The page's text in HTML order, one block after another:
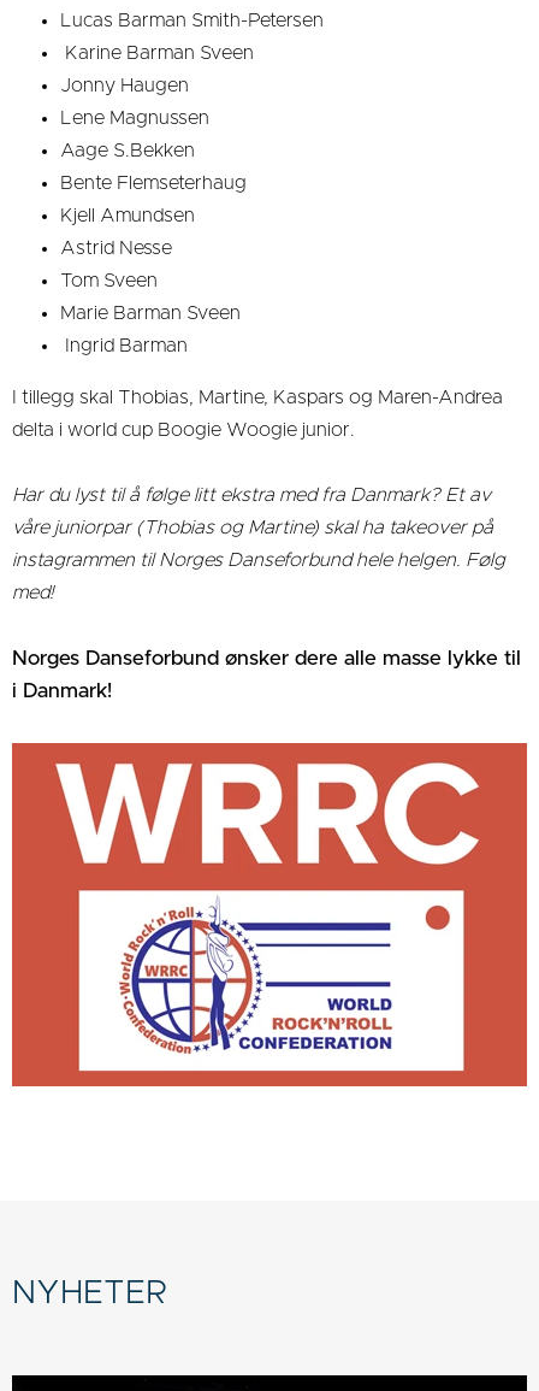
Lucas Barman Smith-Petersen
Karine Barman Sveen
Jonny Haugen
Lene Magnussen
Aage S.Bekken
Bente Flemseterhaug
Kjell Amundsen
Astrid Nesse
Tom Sveen
Marie Barman Sveen
Ingrid Barman
I tillegg skal Thobias, Martine, Kaspars og Maren-Andrea
delta i world cup Boogie Woogie junior.
Har du lyst til å følge litt ekstra med fra Danmark? Et av
våre juniorpar (Thobias og Martine) skal ha takeover på
instagrammen til Norges Danseforbund hele helgen. Følg
med!
Norges Danseforbund ønsker dere alle masse lykke til
i Danmark!
NYHETER